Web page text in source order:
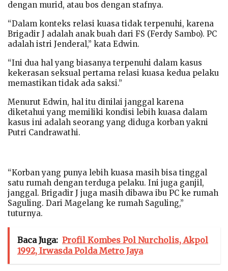
dengan murid, atau bos dengan stafnya.
“Dalam konteks relasi kuasa tidak terpenuhi, karena
Brigadir J adalah anak buah dari FS (Ferdy Sambo). PC
adalah istri Jenderal,” kata Edwin.
“Ini dua hal yang biasanya terpenuhi dalam kasus
kekerasan seksual pertama relasi kuasa kedua pelaku
memastikan tidak ada saksi.”
Menurut Edwin, hal itu dinilai janggal karena
diketahui yang memiliki kondisi lebih kuasa dalam
kasus ini adalah seorang yang diduga korban yakni
Putri Candrawathi.
“Korban yang punya lebih kuasa masih bisa tinggal
satu rumah dengan terduga pelaku. Ini juga ganjil,
janggal. Brigadir J juga masih dibawa ibu PC ke rumah
Saguling. Dari Magelang ke rumah Saguling,”
tuturnya.
Baca Juga: Profil Kombes Pol Nurcholis, Akpol
1992, Irwasda Polda Metro Jaya